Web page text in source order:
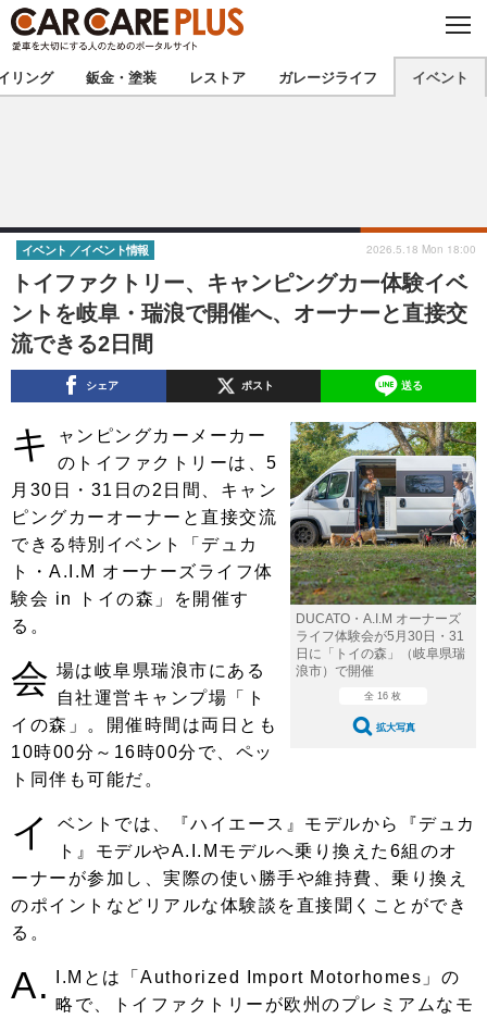
C
O
S
E
★カーケアプラス認定★ 厳選プロショップを地域から探す
甲信越 北陸
東海 関西
中国
注目の記事
ショップレポート 愛車 File
自動車豆知識 ストップ！不具合修理＆粗悪修理
鈑金・塗装
ディテイリング
ディテイリング 洗車
ヘッドライト磨き コーティング
鈑金・塗装
小キズ直し 防錆
ストップ 不具合修理＆粗悪修理
カーメーカー「旧車」関連プロジェ
クト
コラム
ショップ紹介
ショップレポート プロショップ検索
レストア
カーメーカー「旧車」関連プロジ
ェクト
コラム
イベント
イベント告知
リング 鈑金・塗装 レストア ガレージライフ イベント
トイファクトリー、キャンピングカー体験イベ
ントを岐阜・瑞浪で開催へ、オーナーと直接交
流できる2日間
イベント イベント情報 2026.5.18 Mon 18:00
シェア ポスト 送る
DUCATO・A.I.M オーナーズ
ライフ体験会が5月30日・31
日に「トイの森」（岐阜県瑞
浪市）で開催
全 16 枚
拡大写真
キ
ャンピングカーメーカー
のトイファクトリーは、5
月30日・31日の2日間、キャン
ピングカーオーナーと直接交流
できる特別イベント「デュカ
ト・A.I.M オーナーズライフ体
験会 in トイの森」を開催す
る。
会 場は岐阜県瑞浪市にある
自社運営キャンプ場「ト
イの森」。開催時間は両日とも
10時00分～16時00分で、ペッ
ト同伴も可能だ。
イ
ベントでは、『ハイエース』モデルから『デュカ
ト』モデルやA.I.Mモデルへ乗り換えた6組のオ
ーナーが参加し、実際の使い勝手や維持費、乗り換え
のポイントなどリアルな体験談を直接聞くことができ
る。
A.
I.Mとは「Authorized Import Motorhomes」の
略で、トイファクトリーが欧州のプレミアムなモ